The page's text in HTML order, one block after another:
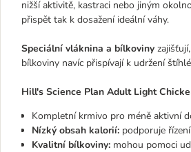
nižší aktivitě, kastraci nebo jiným
přispět tak k dosažení ideální váhy.
Speciální vláknina a bílkoviny
bílkoviny navíc přispívají k udržení
Hill's Science Plan Adult Light
Kompletní krmivo pro méně aktivní
Nízký obsah kalorií: podporuje
Kvalitní bílkoviny: mohou pomoci